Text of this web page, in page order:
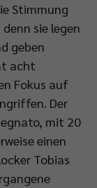
Stimmung
sie legen
geben
acht
Fokus auf
Der
mit 20
einen
Tobias